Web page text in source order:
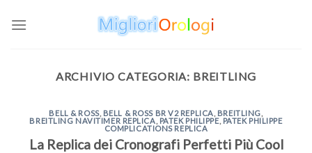
ARCHIVIO CATEGORIA: BREITLING
BELL & ROSS, BELL & ROSS BR V2 REPLICA, BREITLING,
BREITLING NAVITIMER REPLICA, PATEK PHILIPPE, PATEK PHILIPPE
COMPLICATIONS REPLICA
La Replica dei Cronografi Perfetti Più Cool